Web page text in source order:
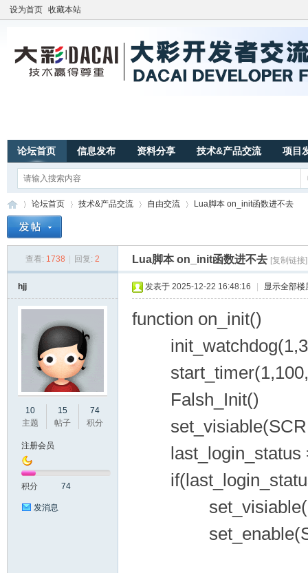
设为首页 收藏本站
论坛首页 信息发布 资料分享 技术&产品交流 项目
论坛首页
›
技术&产品交流
›
自由交流
›
Lua脚本 on_init函数进不去
查看: 1738 回复: 2 Lua脚本 on_init函数进不去 [复制链接]
hjj
10
主题
15
帖子
74
积分
注册会员
积分 74
发消息
发表于 2025-12-22 16:48:16 显示全部楼
function on_init()
Falsh_Init()
last_login_status =